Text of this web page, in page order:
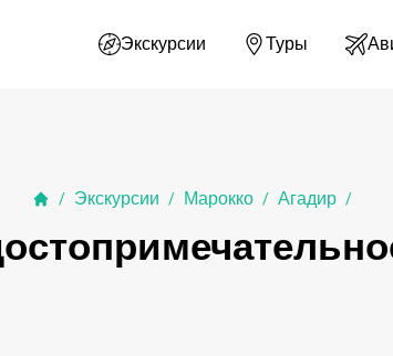
Экскурсии Туры
/ Экскурсии / Марокко / Агадир /